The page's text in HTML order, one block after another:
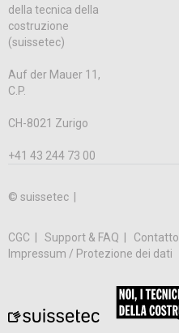
della tecnica della
costruzione
(suissetec)
Auf der Mauer 11,
C.P.
CH-8021 Zurigo
+41 43 244 73 00
© suissetec |
CGC Support & FAQ
Contatto
Impressum / Protezione dei dati